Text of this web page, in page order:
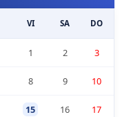
VI SA DO
1 2 3
8 9 10
15 16 17